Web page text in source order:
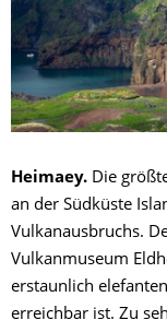
Heimaey. Die
an der Südküste
Vulkanausbruchs.
Vulkanmuseum
erstaunlich
erreichbar ist. Zu